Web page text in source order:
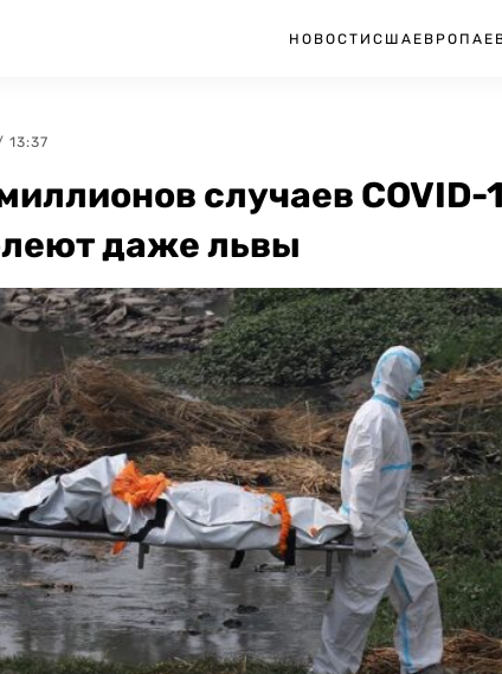
НОВОСТИ США ЕВРОПА
13:37
случаев
даже львы